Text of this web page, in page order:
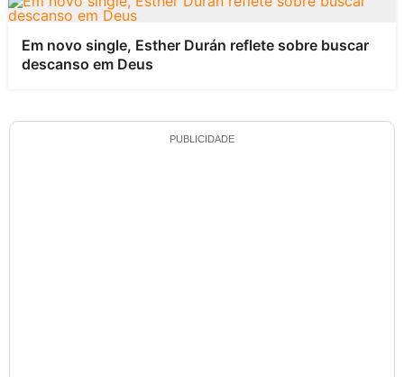
Em novo single, Esther Durán reflete sobre buscar
descanso em Deus
PUBLICIDADE